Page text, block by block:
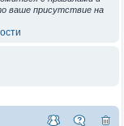
ваше присутствие на